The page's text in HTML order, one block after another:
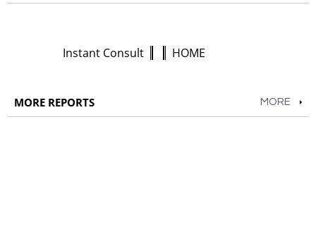
Instant Consult HOME
MORE REPORTS MORE